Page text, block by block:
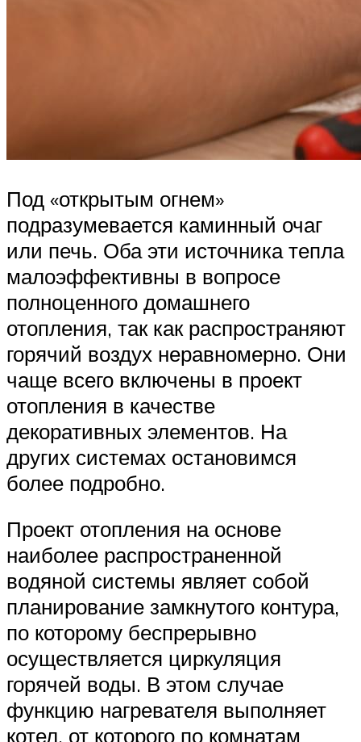
Под «открытым огнем»
подразумевается каминный очаг
или печь. Оба эти источника тепла
малоэффективны в вопросе
полноценного домашнего
отопления, так как распространяют
горячий воздух неравномерно. Они
чаще всего включены в проект
отопления в качестве
декоративных элементов. На
других системах остановимся
более подробно.
Проект отопления на основе
наиболее распространенной
водяной системы являет собой
планирование замкнутого контура,
по которому беспрерывно
осуществляется циркуляция
горячей воды. В этом случае
функцию нагревателя выполняет
котел, от которого по комнатам